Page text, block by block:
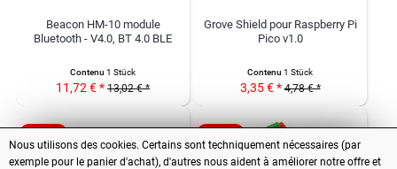
Beacon HM-10 module
Bluetooth - V4.0, BT 4.0 BLE
Contenu 1 Stück
11,72 € * 13,02 € *
Grove Shield pour Raspberry Pi
Pico v1.0
Contenu 1 Stück
3,35 € * 4,78 € *
Nous utilisons des cookies. Certains sont techniquement nécessaires (par
exemple pour le panier d'achat), d'autres nous aident à améliorer notre offre et